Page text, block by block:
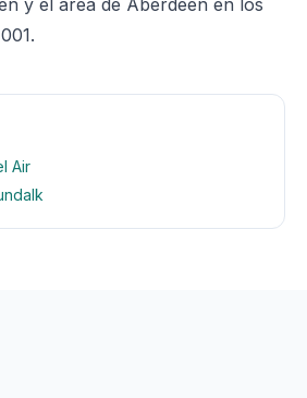
y el área de Aberdeen en los
Air